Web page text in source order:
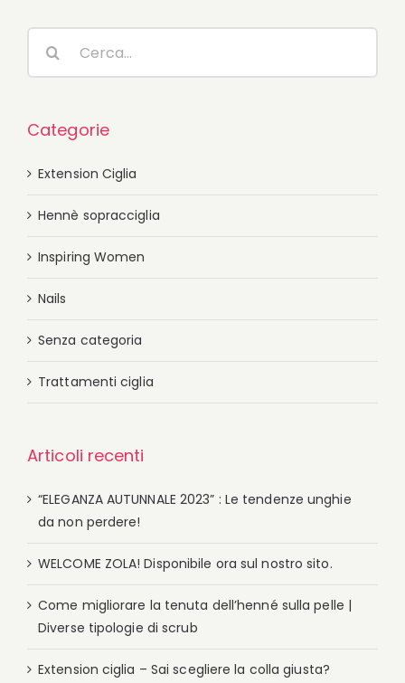
per:
Categorie
Extension Ciglia
Hennè sopracciglia
Inspiring Women
Nails
Senza categoria
Trattamenti ciglia
Articoli recenti
“ELEGANZA AUTUNNALE 2023” : Le tendenze unghie
da non perdere!
WELCOME ZOLA! Disponibile ora sul nostro sito.
Come migliorare la tenuta dell’henné sulla pelle |
Diverse tipologie di scrub
Extension ciglia – Sai scegliere la colla giusta?